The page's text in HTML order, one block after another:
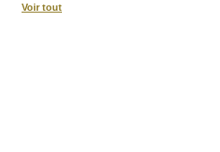
Voir tout